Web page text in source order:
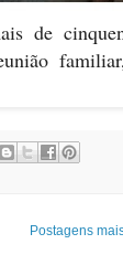
de
Postagens